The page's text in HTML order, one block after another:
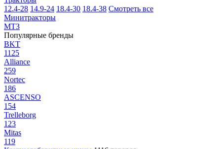
12.4-28 14.9-24 18.4-30 18.4-38 Смотреть все
Минитракторы
МТЗ
Популярные бренды
BKT
1125
Alliance
259
Nortec
186
ASCENSO
154
Trelleborg
123
Mitas
119